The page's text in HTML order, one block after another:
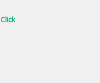
Click